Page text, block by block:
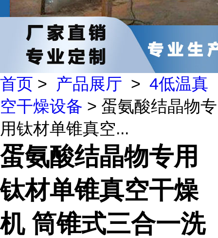
首页 > 产品展厅 > 4低温真
空干燥设备 > 蛋氨酸结晶物专
用钛材单锥真空...
蛋氨酸结晶物专用
钛材单锥真空干燥
机 筒锥式三合一洗